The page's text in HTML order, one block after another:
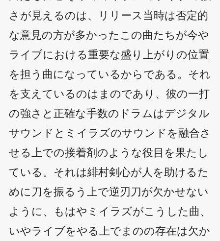
さが見えるのは、リリース当時は否定的
な意見の方が多かったこの曲たちが今や
ライブにおける重要な盛り上がりの位置
を担う曲になっているからである。それ
を支えているのはまのであり、彼の一打
の強さと正確な手数のドラムはデジタル
サウンドとミイラズのサウンドを融合さ
せる上での接着剤のような役目を果たし
ている。それは緋村剣心が人を助けるた
めに刀を振るう上で逆刃刀が欠かせない
ように、もはやミイラズがこうした曲、
いやライブをやる上でまのの存在は欠か